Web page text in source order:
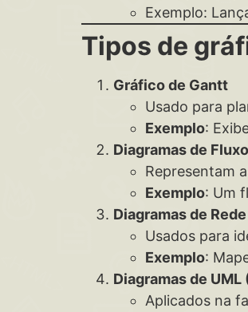
Exemplo:
Tipos de
Gráfico de Gantt
Usado para
Exemplo:
Diagramas de
Representam
Exemplo: Um
Diagramas de
Usados para
Exemplo:
Diagramas de
Aplicados na